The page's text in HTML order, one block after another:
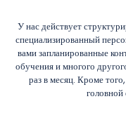
У нас действует
специализированный
вами запланированные
обучения и многого
раз в месяц. Кроме